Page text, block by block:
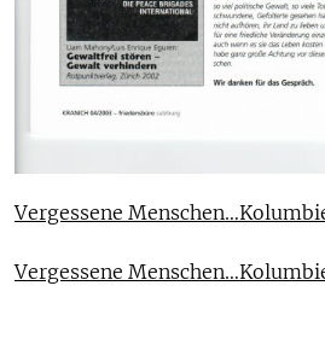
Vergessene
Vergessene